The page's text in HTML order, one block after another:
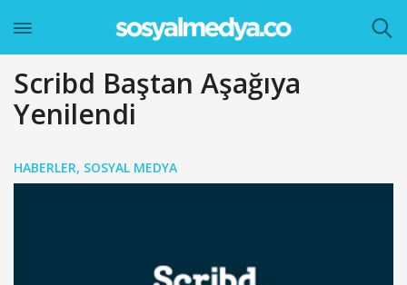
Scribd Baştan Aşağıya
Yenilendi
HABERLER, SOSYAL MEDYA